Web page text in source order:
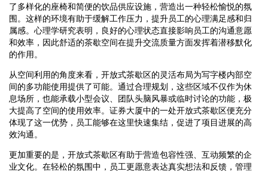
了多样化的座椅和简便的饮品供应设施，营造出一种轻松愉悦的氛
围。这样的环境有助于缓解工作压力，提升员工的心理满足感和归
属感。心理学研究表明，良好的心理状态直接影响员工的沟通意愿
和效率，因此舒适的茶歇空间在提升交流质量方面发挥着潜移默化
的作用。
从空间利用的角度来看，开放式茶歇区的灵活布局为写字楼内部空
间的多功能使用提供了可能。通过合理规划，这些区域不仅作为休
息场所，也能承载小型会议、团队头脑风暴或临时讨论的功能，极
大提高了空间的使用效率。证券大厦中的一处开放式茶歇区便充分
体现了这一优势，员工能够在这里快速集结，促进了项目进展的高
效沟通。
更加重要的是，开放式茶歇区有助于营造包容性强、互动频繁的企
业文化。在轻松的氛围中，员工更愿意表达真实想法和反馈，管理